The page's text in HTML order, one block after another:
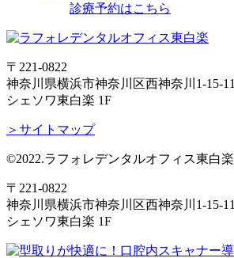
診療予約はこちら
〒221-0822
神奈川県横浜市神奈川区西神奈川1-15-11
シェソワ東白楽 1F
＞サイトマップ
©2022.ラフォレデンタルオフィス東白楽
〒221-0822
神奈川県横浜市神奈川区西神奈川1-15-11
シェソワ東白楽 1F